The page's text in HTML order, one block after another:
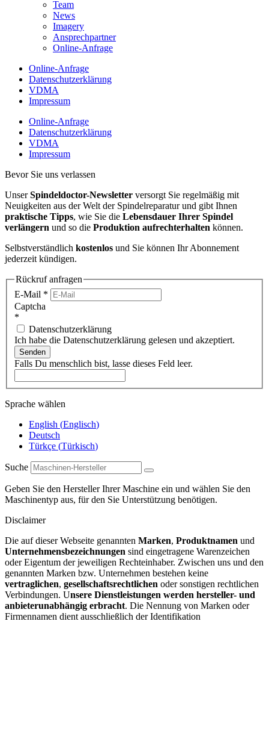
Team
News
Imagery
Ansprechpartner
Online-Anfrage
Online-Anfrage
Datenschutzerklärung
VDMA
Impressum
Online-Anfrage
Datenschutzerklärung
VDMA
Impressum
Bevor Sie uns verlassen
UnserSpindeldoctor-Newsletter versorgt Sie regelmäßig mit
Neuigkeiten aus der Welt der Spindelreparatur und gibt Ihnen
praktische Tipps, wie Sie die Lebensdauer Ihrer Spindel
verlängern und so die Produktion aufrechterhalten können.
Selbstverständlich kostenlos und Sie können Ihr Abonnement
jederzeit kündigen.
Rückruf anfragen
E-Mail *
Captcha
*
Datenschutzerklärung
Ich habe die Datenschutzerklärung gelesen und akzeptiert.
Senden
Falls Du menschlich bist, lasse dieses Feld leer.
Sprache wählen
English (Englisch)
Deutsch
Türkçe (Türkisch)
Suche
Geben Sie den Hersteller Ihrer Maschine ein und wählen Sie den
Maschinentyp aus, für den Sie Unterstützung benötigen.
Disclaimer
Die auf dieser Webseite genannten Marken, Produktnamen und
Unternehmensbezeichnungen sind eingetragene Warenzeichen
oder Eigentum der jeweiligen Rechteinhaber. Zwischen uns und den
genannten Marken bzw. Unternehmen bestehen keine
vertraglichen, gesellschaftsrechtlichen oder sonstigen rechtlichen
Verbindungen. Unsere Dienstleistungen werden hersteller- und
anbieterunabhängig erbracht. Die Nennung von Marken oder
Firmennamen dient ausschließlich der Identifikation